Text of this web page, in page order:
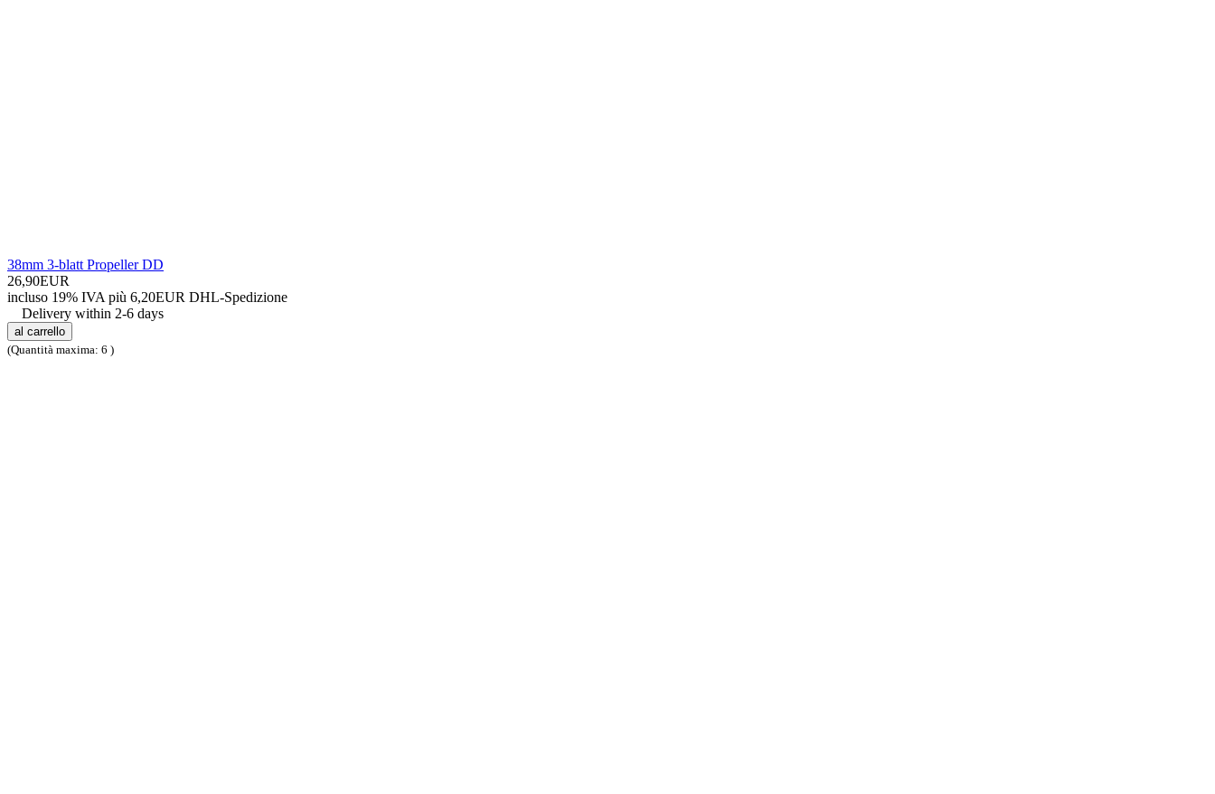
38mm 3-blatt Propeller DD
26,90EUR
incluso 19% IVA più 6,20EUR DHL-Spedizione
Delivery within 2-6 days
al carrello
(Quantità maxima: 6 )